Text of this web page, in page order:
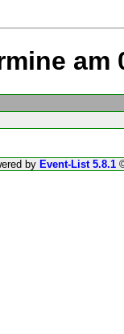
am
by Event-List 5.8.1©